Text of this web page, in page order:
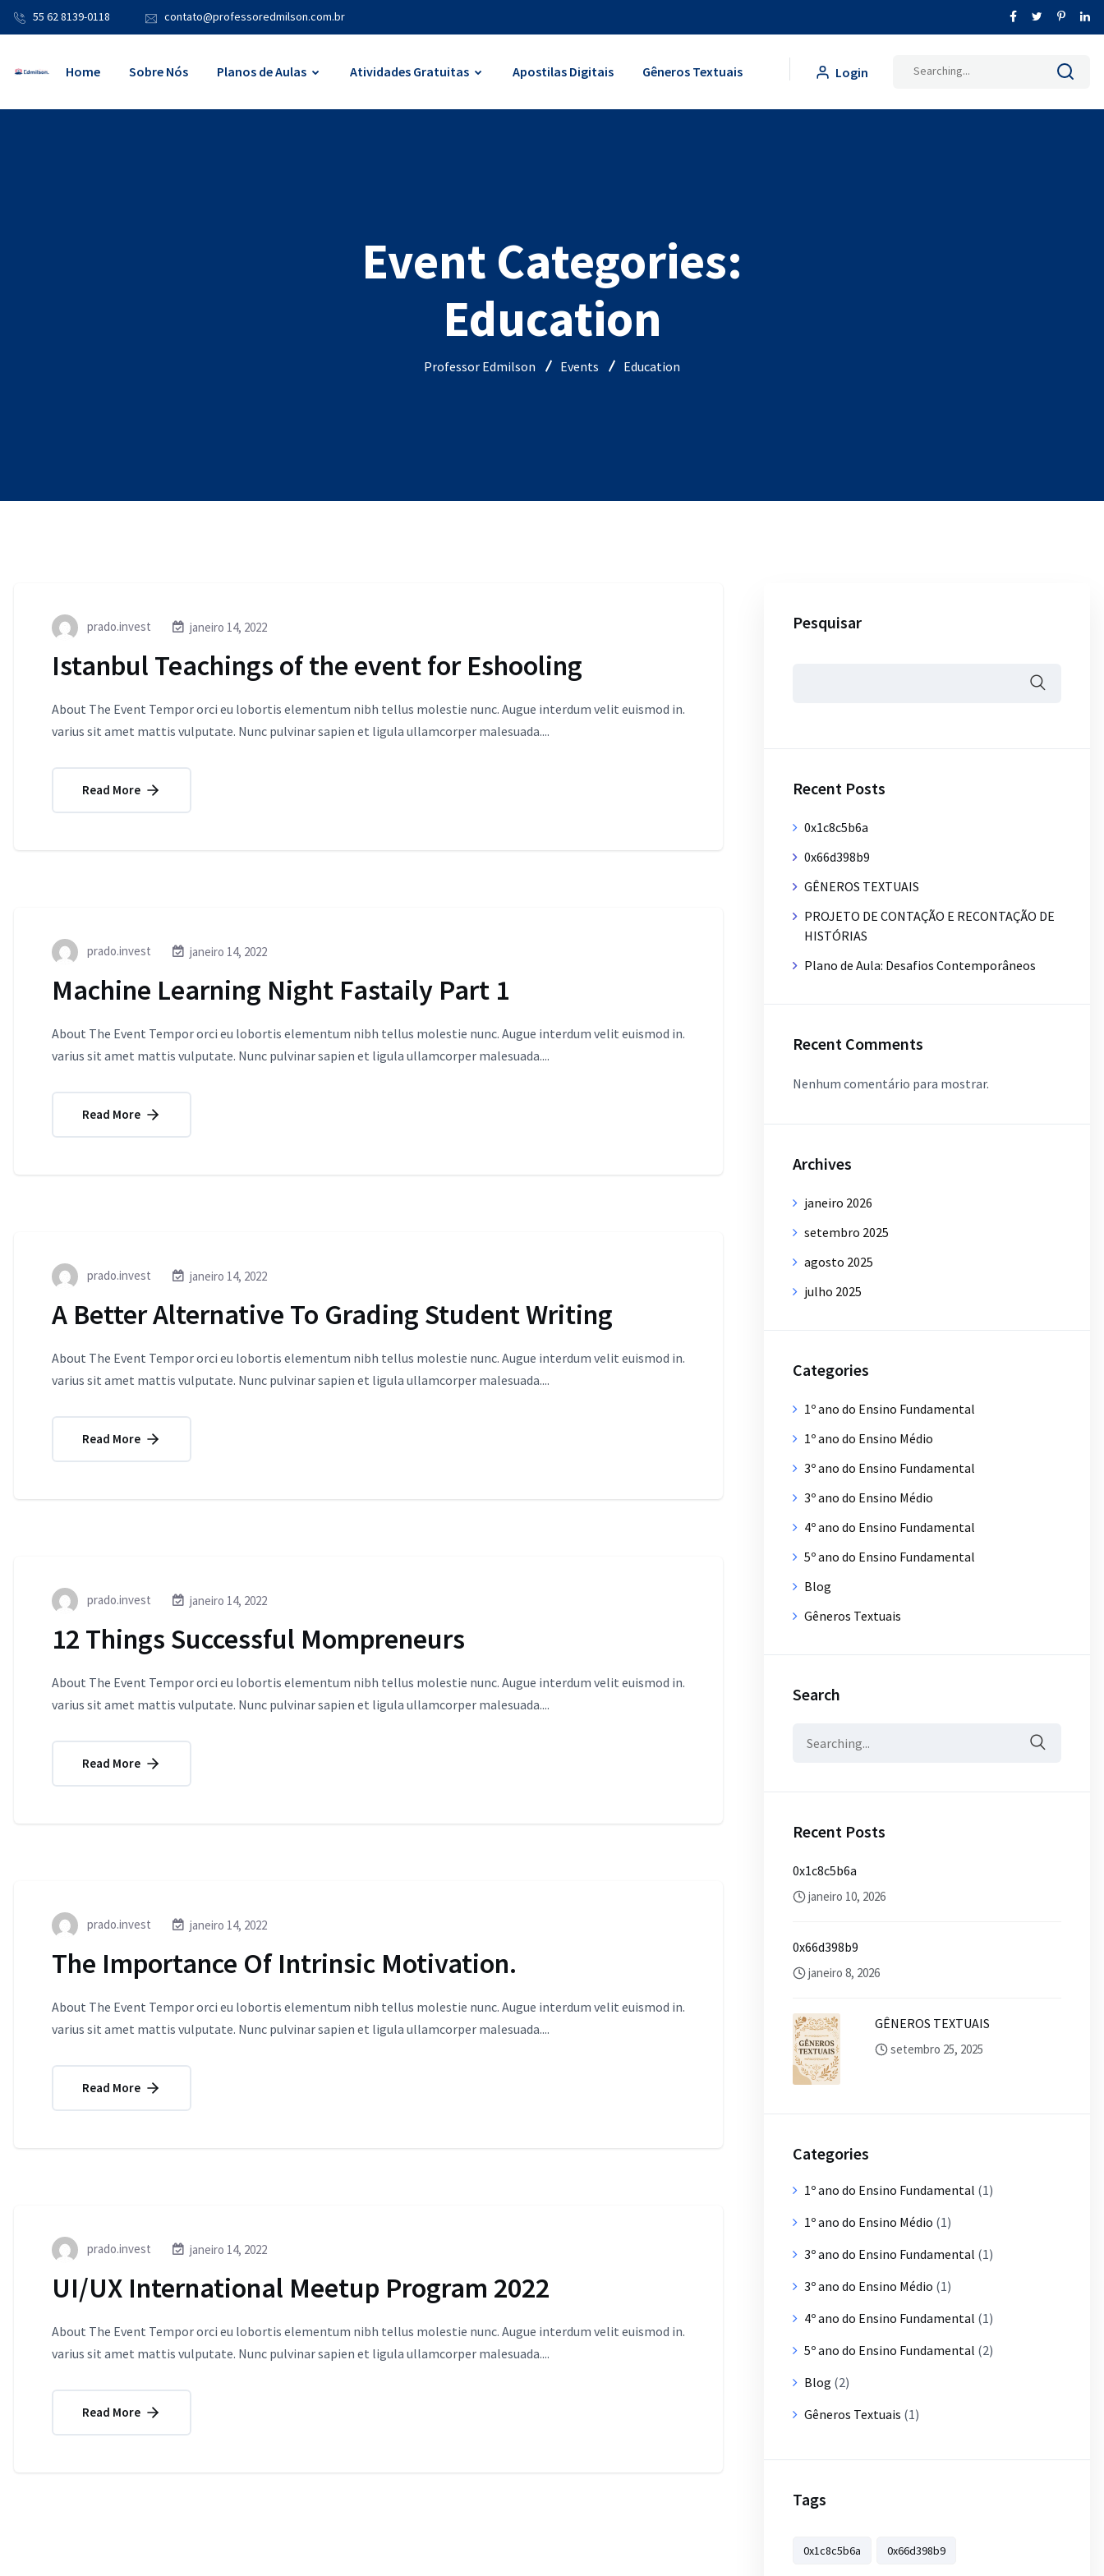
55 62 8139-0118 contato@professoredmilson.com.br
Home Sobre Nós Planos de Aulas Atividades Gratuitas Apostilas Digitais Gêneros Textuais Login
Search
Event Categories:
Education
Professor Edmilson Events Education
prado.invest janeiro 14, 2022
Istanbul Teachings of the event for Eshooling
About The Event Tempor orci eu lobortis elementum nibh tellus molestie nunc. Augue interdum velit euismod in.
varius sit amet mattis vulputate. Nunc pulvinar sapien et ligula ullamcorper malesuada....
Read More
prado.invest janeiro 14, 2022
Machine Learning Night Fastaily Part 1
About The Event Tempor orci eu lobortis elementum nibh tellus molestie nunc. Augue interdum velit euismod in.
varius sit amet mattis vulputate. Nunc pulvinar sapien et ligula ullamcorper malesuada....
Read More
prado.invest janeiro 14, 2022
A Better Alternative To Grading Student Writing
About The Event Tempor orci eu lobortis elementum nibh tellus molestie nunc. Augue interdum velit euismod in.
varius sit amet mattis vulputate. Nunc pulvinar sapien et ligula ullamcorper malesuada....
Read More
prado.invest janeiro 14, 2022
12 Things Successful Mompreneurs
About The Event Tempor orci eu lobortis elementum nibh tellus molestie nunc. Augue interdum velit euismod in.
varius sit amet mattis vulputate. Nunc pulvinar sapien et ligula ullamcorper malesuada....
Read More
prado.invest janeiro 14, 2022
The Importance Of Intrinsic Motivation.
About The Event Tempor orci eu lobortis elementum nibh tellus molestie nunc. Augue interdum velit euismod in.
varius sit amet mattis vulputate. Nunc pulvinar sapien et ligula ullamcorper malesuada....
Read More
prado.invest janeiro 14, 2022
UI/UX International Meetup Program 2022
About The Event Tempor orci eu lobortis elementum nibh tellus molestie nunc. Augue interdum velit euismod in.
varius sit amet mattis vulputate. Nunc pulvinar sapien et ligula ullamcorper malesuada....
Read More
Pesquisar
Recent Posts
0x1c8c5b6a
0x66d398b9
GÊNEROS TEXTUAIS
PROJETO DE CONTAÇÃO E RECONTAÇÃO DE
HISTÓRIAS
Plano de Aula: Desafios Contemporâneos
Recent Comments
Nenhum comentário para mostrar.
Archives
janeiro 2026
setembro 2025
agosto 2025
julho 2025
Categories
1º ano do Ensino Fundamental
1º ano do Ensino Médio
3º ano do Ensino Fundamental
3º ano do Ensino Médio
4º ano do Ensino Fundamental
5º ano do Ensino Fundamental
Blog
Gêneros Textuais
Search
Recent Posts
0x1c8c5b6a
janeiro 10, 2026
0x66d398b9
janeiro 8, 2026
GÊNEROS TEXTUAIS
setembro 25, 2025
Categories
1º ano do Ensino Fundamental (1)
1º ano do Ensino Médio (1)
3º ano do Ensino Fundamental (1)
3º ano do Ensino Médio (1)
4º ano do Ensino Fundamental (1)
5º ano do Ensino Fundamental (2)
Blog (2)
Gêneros Textuais (1)
Tags
0x1c8c5b6a 0x66d398b9